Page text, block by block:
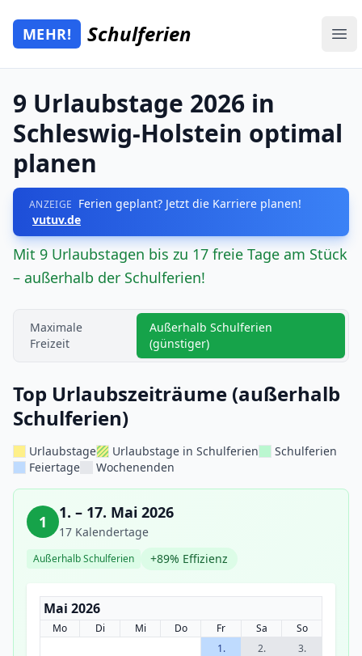
Zum Hauptinhalt springen
Mehr Schulferien
MEHR! Schulferien
9 Urlaubstage 2026 in
Schleswig-Holstein optimal
planen
ANZEIGE Ferien geplant? Jetzt die Karriere planen!
vutuv.de
Mit 9 Urlaubstagen bis zu 17 freie Tage am Stück
– außerhalb der Schulferien!
Maximale
Freizeit
Außerhalb Schulferien
(günstiger)
Top Urlaubszeiträume (außerhalb
Schulferien)
Urlaubstage Urlaubstage in Schulferien
Schulferien
Feiertage
Wochenenden
1 1. – 17. Mai 2026
17 Kalendertage
Außerhalb Schulferien +89% Effizienz
Mai 2026
Mo Di Mi Do Fr Sa
So
1.
2.
3.